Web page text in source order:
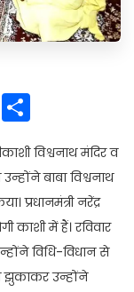
Gmail
विश्वनाथ मंदिर व
बाबा विश्वनाथ
प्रधानमंत्री नरेंद्र
काशी में हैं। रविवार
विधि-विधान से
झुकाकर उन्होंने